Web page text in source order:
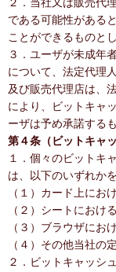
である可能性がある
ことができるものとし
３．ユーザが未成年
について、法定代理
及び販売代理店は、
により、ビットキャ
ーザは予め承諾する
第４条（ビットキャ
１．個々のビットキ
は、以下のいずれか
（１）カード上にお
（２）シートにおけ
（３）ブラウザにお
（４）その他当社の
２．ビットキャッシ